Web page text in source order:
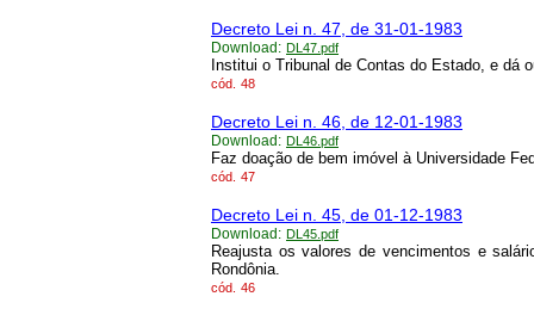
Decreto Lei n. 47, de 31-01-1983
Download: DL47.pdf
Institui o Tribunal de Contas do Estado, e dá
cód. 48
Decreto Lei n. 46, de 12-01-1983
Download: DL46.pdf
Faz doação de bem imóvel à Universidade
cód. 47
Decreto Lei n. 45, de 01-12-1983
Download: DL45.pdf
Reajusta os valores de vencimentos e
Rondônia.
cód. 46